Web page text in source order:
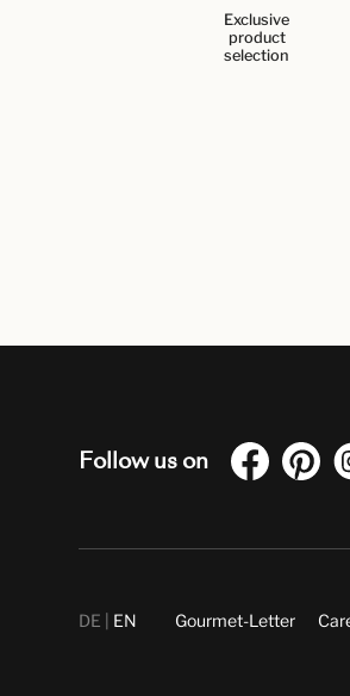
Exclusive
product
selection
Follow us on
DE EN Gourmet-Letter